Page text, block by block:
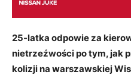
25-latka odpowie za
nietrzeźwości po tym, jak
kolizji na warszawskiej